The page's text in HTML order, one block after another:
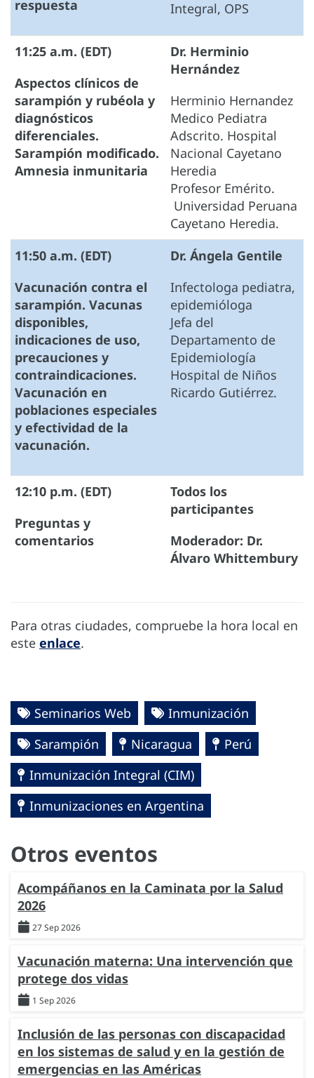
respuesta Integral, OPS
11:25 a.m. (EDT)
Aspectos clínicos de
sarampión y rubéola y
diagnósticos
diferenciales.
Sarampión modificado.
Amnesia inmunitaria
Dr. Herminio
Hernández
Herminio Hernandez
Medico Pediatra
Adscrito. Hospital
Nacional Cayetano
Heredia
Profesor Emérito.
Universidad Peruana
Cayetano Heredia.
11:50 a.m. (EDT)
Vacunación contra el
sarampión. Vacunas
disponibles,
indicaciones de uso,
precauciones y
contraindicaciones.
Vacunación en
poblaciones especiales
y efectividad de la
vacunación.
Dr. Ángela Gentile
Infectologa pediatra,
epidemióloga
Jefa del
Departamento de
Epidemiología
Hospital de Niños
Ricardo Gutiérrez.
12:10 p.m. (EDT)
Preguntas y
comentarios
Todos los
participantes
Moderador: Dr.
Álvaro Whittembury
Para otras ciudades, compruebe la hora local en
este enlace.
Seminarios Web
Inmunización
Sarampión
Nicaragua
Perú
Inmunización Integral (CIM)
Inmunizaciones en Argentina
Otros eventos
Acompáñanos en la Caminata por la Salud
2026
27 Sep 2026
Vacunación materna: Una intervención que
protege dos vidas
1 Sep 2026
Inclusión de las personas con discapacidad
en los sistemas de salud y en la gestión de
emergencias en las Américas